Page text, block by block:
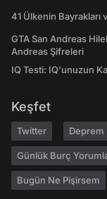
41 Ülkenin Bayrakları
GTA San Andreas
Andreas Şifreleri
IQ Testi: IQ'unuzun
Keşfet
Twitter Deprem
Günlük Burç
Bugün Ne Pişirsem